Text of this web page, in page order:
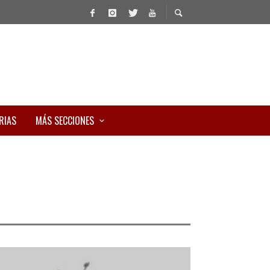
MÁS SECCIONES